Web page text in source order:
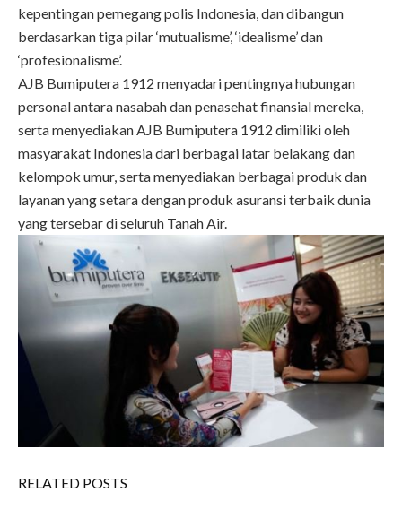
kepentingan pemegang polis Indonesia, dan dibangun
berdasarkan tiga pilar ‘mutualisme’, ‘idealisme’ dan
‘profesionalisme’.
AJB Bumiputera 1912 menyadari pentingnya hubungan
personal antara nasabah dan penasehat finansial mereka,
serta menyediakan AJB Bumiputera 1912 dimiliki oleh
masyarakat Indonesia dari berbagai latar belakang dan
kelompok umur, serta menyediakan berbagai produk dan
layanan yang setara dengan produk asuransi terbaik dunia
yang tersebar di seluruh Tanah Air.
RELATED POSTS